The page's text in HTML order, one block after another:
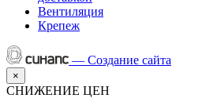
Вентиляция
Крепеж
— Создание сайта
×
СНИЖЕНИЕ ЦЕН